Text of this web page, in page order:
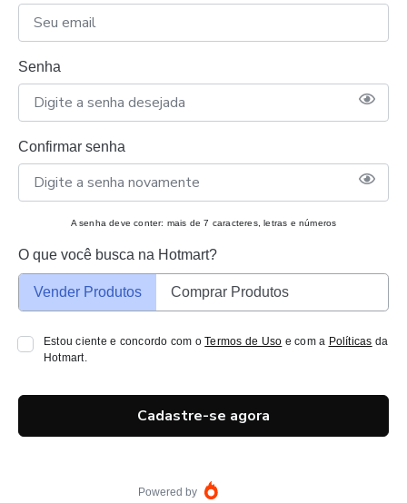
Senha
Confirmar senha
A senha deve conter: mais de 7 caracteres, letras e números
O que você busca na Hotmart?
Vender Produtos Comprar Produtos
Estou ciente e concordo com oTermos de Uso e com a Políticas da
Hotmart.
Cadastre-se agora
Powered by